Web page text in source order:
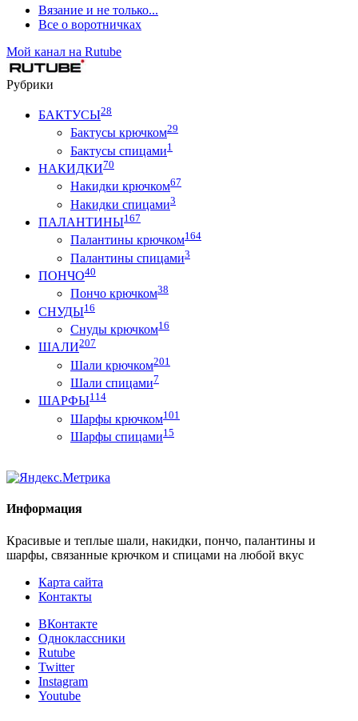
Вязание и не только...
Все о воротничках
Мой канал на Rutube
Рубрики
БАКТУСЫ28
Бактусы крючком29
Бактусы спицами1
НАКИДКИ70
Накидки крючком67
Накидки спицами3
ПАЛАНТИНЫ167
Палантины крючком164
Палантины спицами3
ПОНЧО40
Пончо крючком38
СНУДЫ16
Снуды крючком16
ШАЛИ207
Шали крючком201
Шали спицами7
ШАРФЫ114
Шарфы крючком101
Шарфы спицами15
Информация
Красивые и теплые шали, накидки, пончо, палантины и
шарфы, связанные крючком и спицами на любой вкус
Карта сайта
Контакты
ВКонтакте
Одноклассники
Rutube
Twitter
Instagram
Youtube